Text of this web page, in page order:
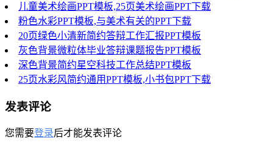
儿童美术绘画PPT模板,25页美术绘画PPT下载
粉色水彩PPT模板,与美术有关的PPT下载
20页绿色小清新简约答辩工作汇报PPT模板
灰色背景微粒体毕业答辩课题报告PPT模板
深色背景简约星空科技工作总结PPT模板
25页水彩风简约通用PPT模板,小书包PPT下载
发表评论
您需要登录后才能发表评论